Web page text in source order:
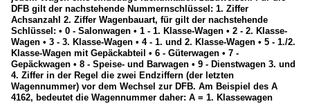
DFB gilt der nachstehende Nummernschlüssel: 1. Ziffer
Achsanzahl 2. Ziffer Wagenbauart, für gilt der nachstehende
Schlüssel: • 0 - Salonwagen • 1 - 1. Klasse-Wagen • 2 - 2. Klasse-
Wagen • 3 - 3. Klasse-Wagen • 4 - 1. und 2. Klasse-Wagen • 5 - 1./2.
Klasse-Wagen mit Gepäckabteil • 6 - Güterwagen • 7 -
Gepäckwagen • 8 - Speise- und Barwagen • 9 - Dienstwagen 3. und
4. Ziffer in der Regel die zwei Endziffern (der letzten
Wagennummer) vor dem Wechsel zur DFB. Am Beispiel des A
4162, bedeutet die Wagennummer daher: A = 1. Klassewagen